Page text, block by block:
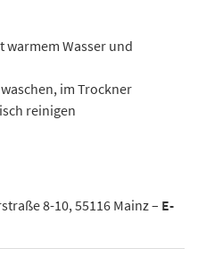
Wasser und
im Trockner
reinigen
8-10, 55116 Mainz – E-